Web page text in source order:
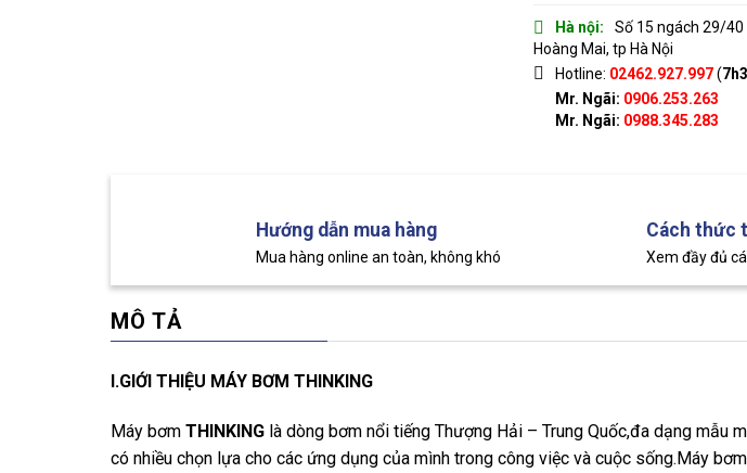
Hà nội:
Số 15 ngách 29/40
Hoàng Mai, tp Hà Nội
Hotline: 02462.927.997(
Mr. Ngãi: 0906.253.263
Mr. Ngãi: 0988.345.283
Hướng dẫn mua hàng
Mua hàng online an toàn, không khó
Cách thức
Xem đầy đủ
MÔ TẢ
I.GIỚI THIỆU MÁY BƠM THINKING
Máy bơm THINKING là dòng bơm nổi tiếng Thượng Hải – Trung Quốc,đa dạng mẫu
có nhiều chọn lựa cho các ứng dụng của mình trong công việc và cuộc sống.Máy